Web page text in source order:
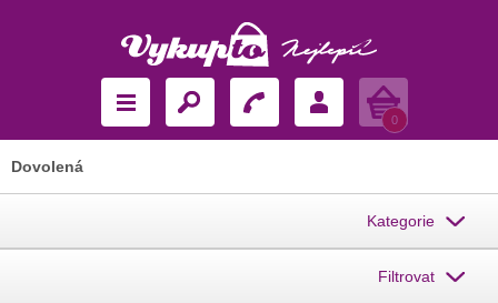
Košík
0
Dovolená
Kategorie
Filtrovat